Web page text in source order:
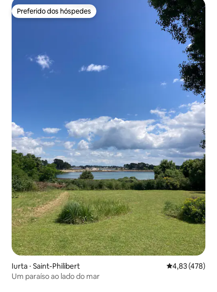
Preferido dos hóspedes
Preferido dos hóspedes
Iurta ⋅ Saint-Philibert 4,83 de uma
4,83 (478)
Um paraíso ao lado do mar